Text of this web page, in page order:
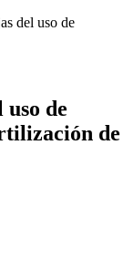
del uso de
de
de